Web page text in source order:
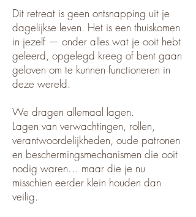
Dit retreat is geen ontsnapping uit je
dagelijkse leven. Het is een thuiskomen
in jezelf — onder alles wat je ooit hebt
geleerd, opgelegd kreeg of bent gaan
geloven om te kunnen functioneren in
deze wereld.
We dragen allemaal lagen.
Lagen van verwachtingen, rollen,
verantwoordelijkheden, oude patronen
en beschermingsmechanismen die ooit
nodig waren… maar die je nu
misschien eerder klein houden dan
veilig.